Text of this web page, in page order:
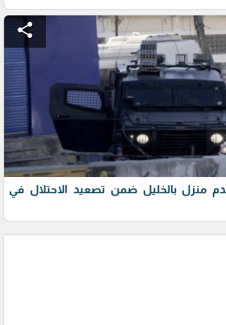
share
منزل بالخليل ضمن تصعيد الاحتلال في